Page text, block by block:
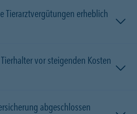
Tierarztvergütungen erheblich
vor steigenden Kosten
abgeschlossen